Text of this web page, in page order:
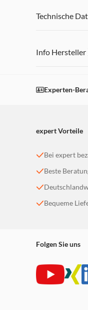
Technische
Info Hersteller
Experten-
expert Vorteile
Bei expert
Beste
Bequeme
Folgen Sie uns